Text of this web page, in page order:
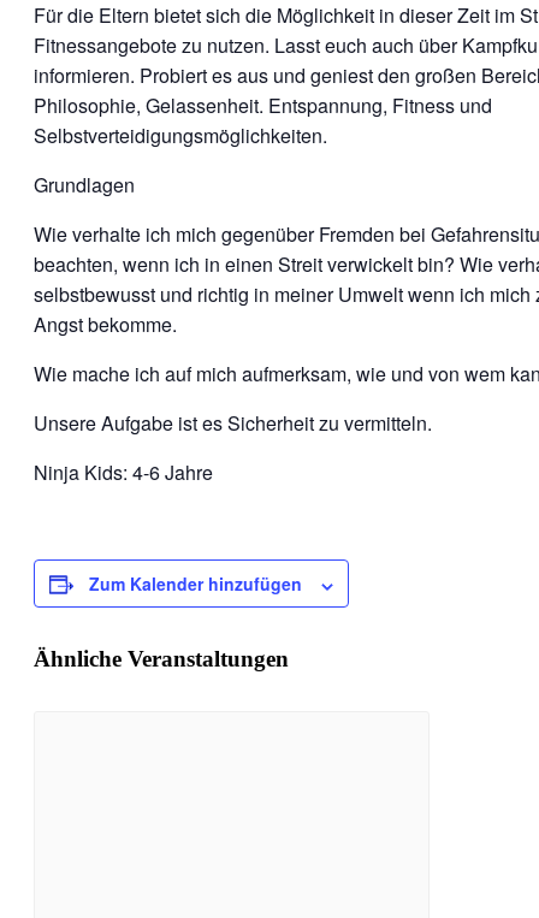
Für die Eltern bietet sich die Möglichkeit in dieser Zeit im
Fitnessangebote zu nutzen. Lasst euch auch über
informieren. Probiert es aus und geniest den großen
Philosophie, Gelassenheit. Entspannung, Fitness und
Selbstverteidigungsmöglichkeiten.
Grundlagen
Wie verhalte ich mich gegenüber Fremden bei
beachten, wenn ich in einen Streit verwickelt bin? Wie
selbstbewusst und richtig in meiner Umwelt wenn ich mich
Angst bekomme.
Wie mache ich auf mich aufmerksam, wie und von wem
Unsere Aufgabe ist es Sicherheit zu vermitteln.
Ninja Kids: 4-6 Jahre
Zum Kalender hinzufügen
Ähnliche Veranstaltungen